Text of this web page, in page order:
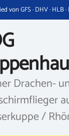
von GFS · DHV · HLB
Drachen-
/